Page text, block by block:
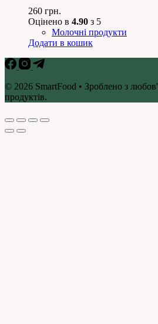
260 грн.
Оцінено в 4.90 з 5
Молочні продукти
Додати в кошик
© 2026 SmartFood • Зроблено з
продуктів.